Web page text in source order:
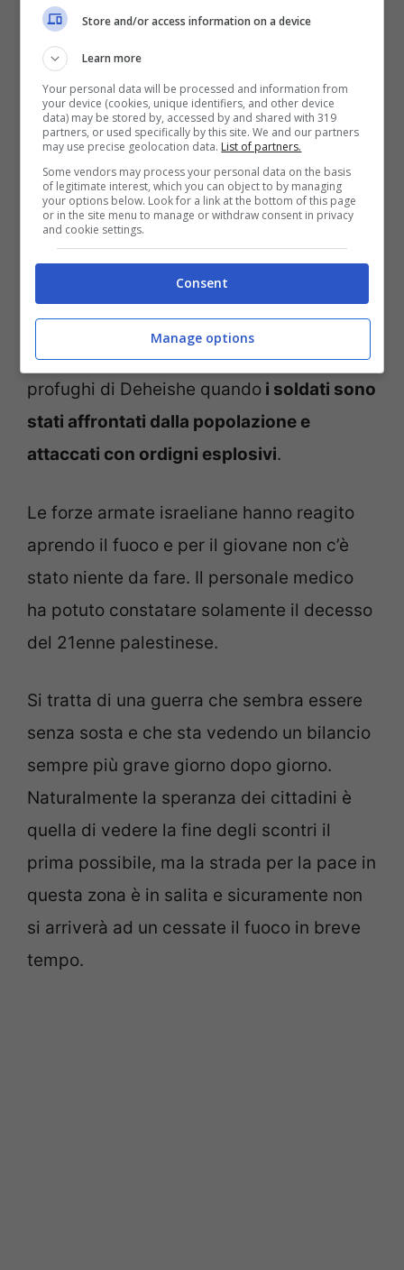
Gli scontri in Cisgiordania
17enne morto nel villaggio di Medea è
solamente l’ultima vittima di una guerra
che sembra essere senza fine.
Solo qualche ora prima, infatti,un altro
palestinese è stato colpito a morte a
Betlemme dai militari israelianidurante
disordini avvenuti durante la cattura del
ricercato. Secondo le prime ricostruzioni, i
militari erano impegnati nel campo
profughi di Deheishe quando i soldati sono
stati affrontati dalla popolazione e
attaccati con ordigni esplosivi.
Le forze armate israeliane hanno reagito
aprendo il fuoco e per il giovane non c’è
stato niente da fare. Il personale medico
ha potuto constatare solamente il decesso
del 21enne palestinese.
Si tratta di una guerra che sembra essere
senza sosta e che sta vedendo un bilancio
sempre più grave giorno dopo giorno.
Naturalmente la speranza dei cittadini è
quella di vedere la fine degli scontri il
prima possibile, ma la strada per la pace in
questa zona è in salita e sicuramente non
si arriverà ad un cessate il fuoco in breve
tempo.
Store and/or access information on a device
Learn more
Your personal data will be processed and information from
your device (cookies, unique identifiers, and other device
data) may be stored by, accessed by and shared with 319
partners, or used specifically by this site. We and our partners
may use precise geolocation data. List of partners.
Some vendors may process your personal data on the basis
of legitimate interest, which you can object to by managing
your options below. Look for a link at the bottom of this page
or in the site menu to manage or withdraw consent in privacy
and cookie settings.
Consent
Manage options